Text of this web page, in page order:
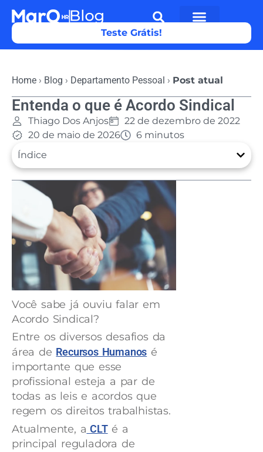
Teste Grátis!
Home › Blog › Departamento Pessoal › Post atual
Entenda o que é Acordo Sindical
Thiago Dos Anjos
22 de dezembro de 2022
20 de maio de 2026
6 minutos
Índice
Você sabe já ouviu falar em
Acordo Sindical?
Entre os diversos desafios da
área de Recursos Humanos é
importante que esse
profissional esteja a par de
todas as leis e acordos que
regem os direitos trabalhistas.
Atualmente, a CLTé a
principal reguladora de